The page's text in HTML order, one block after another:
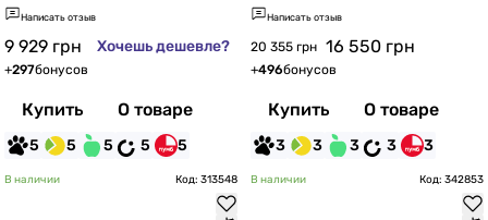
с крышкой soft-close, Vortex Flush, б
елый глянец
Написать отзыв
9 929 грн Хочешь дешевле?
+297бонусов
Купить О товаре
5 5 5 5 5
0+A341470000+A801732001
Написать отзыв
20 355 грн 16 550 грн
+496бонусов
Купить О товаре
3 3 3 3 3
В наличии Код: 313548 В наличии Код: 342853